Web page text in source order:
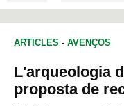
ARTICLES - AVENÇOS
L'arqueologia
proposta de